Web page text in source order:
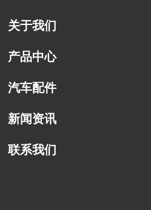
关于我们
公司简介
合作案例
产品中心
猛士特种车系列
东风六驱卡车
东风专用车
东风商用车
汽车配件
军车配件
新闻资讯
行业资讯
联系我们